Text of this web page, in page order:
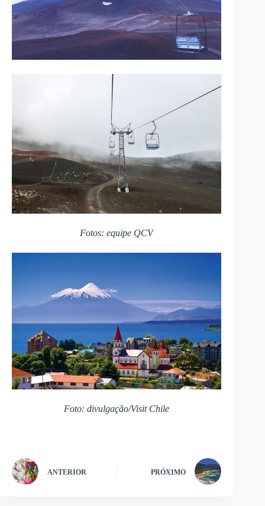
Fotos: equipe QCV
Foto: divulgação/Visit Chile
ANTERIOR PRÓXIMO